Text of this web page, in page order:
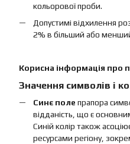
кольорової проби.
Допустимі відхилення
2% в більший або
Корисна інформація про
Значення символів і
Синє поле прапора
відданість, що є
Синій колір також
ресурсами регіону,